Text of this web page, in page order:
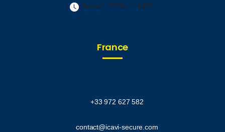
Samedi: 9H00 - 14H00
France
+33 972 627 582
contact@icavi-secure.com